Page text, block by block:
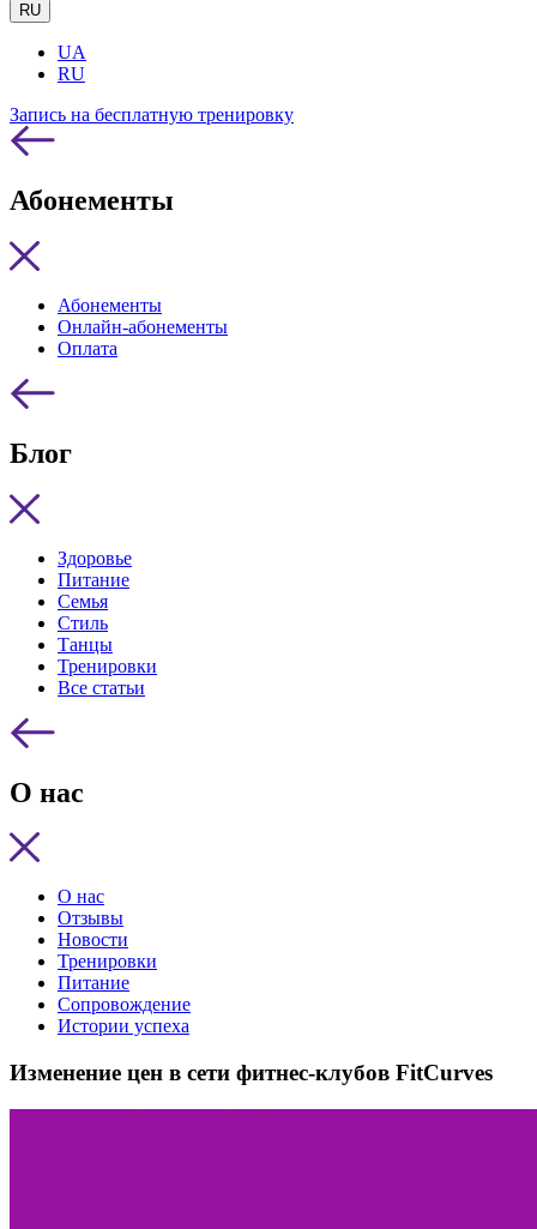
RU
UA
RU
Запись на бесплатную тренировку
Абонементы
Абонементы
Онлайн-абонементы
Оплата
Блог
Здоровье
Питание
Семья
Стиль
Танцы
Тренировки
Все статьи
О нас
О нас
Отзывы
Новости
Тренировки
Питание
Сопровождение
Истории успеха
Изменение цен в сети фитнес-клубов FitCurves